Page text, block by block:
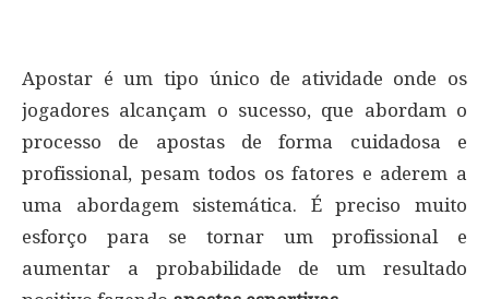
Apostar é um tipo único de atividade onde os
jogadores alcançam o sucesso, que abordam o
processo de apostas de forma cuidadosa e
profissional, pesam todos os fatores e aderem a
uma abordagem sistemática. É preciso muito
esforço para se tornar um profissional e
aumentar a probabilidade de um resultado